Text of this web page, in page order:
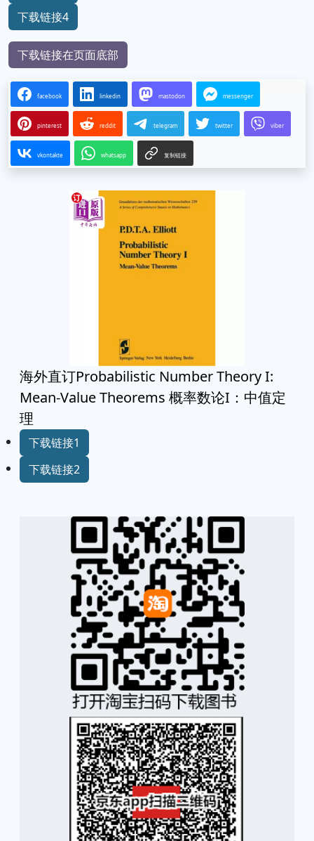
下载链接4
下载链接在页面底部
facebook linkedin mastodon messenger
pinterest reddit telegram twitter viber
vkontakte whatsapp 复制链接
海外直订Probabilistic Number Theory I:
Mean-Value Theorems 概率数论I：中值定
理
下载链接1
下载链接2